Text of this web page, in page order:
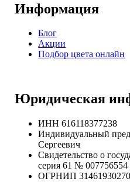
Информация
Блог
Акции
Подбор цвета онлайн
Юридическая
ИНН 616118377238
Индивидуальный
Сергеевич
Свидетельство о
серия 61 № 007756554
ОГРНИП